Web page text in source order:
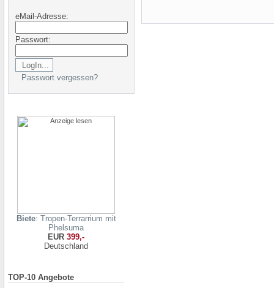
eMail-Adresse:
Passwort:
Passwort vergessen?
Biete: Tropen-Terrarrium mit
Phelsuma
EUR 399,-
Deutschland
TOP-10 Angebote